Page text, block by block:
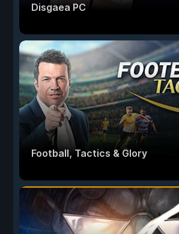
Disgaea PC
Football, Tactics & Glory